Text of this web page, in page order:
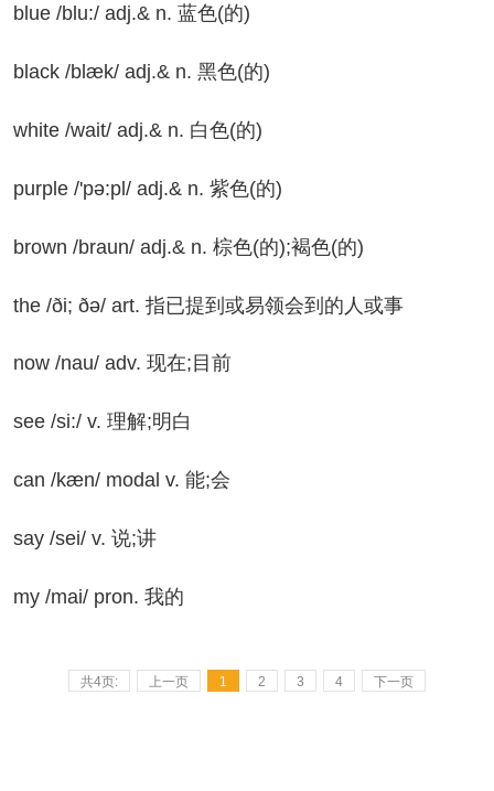
/blu:/ adj.& n. 蓝色(的)
/blæk/ adj.& n. 黑色(的)
/wait/ adj.& n. 白色(的)
/'pə:pl/ adj.& n. 紫色(的)
/braun/ adj.& n. 棕色(的);褐色(的)
/ði; ðə/ art. 指已提到或易领会到的人或事
/nau/ adv. 现在;目前
/si:/ v. 理解;明白
/kæn/ modal v. 能;会
/sei/ v. 说;讲
/mai/ pron. 我的
共4页: 上一页 1 2 3 4 下一页